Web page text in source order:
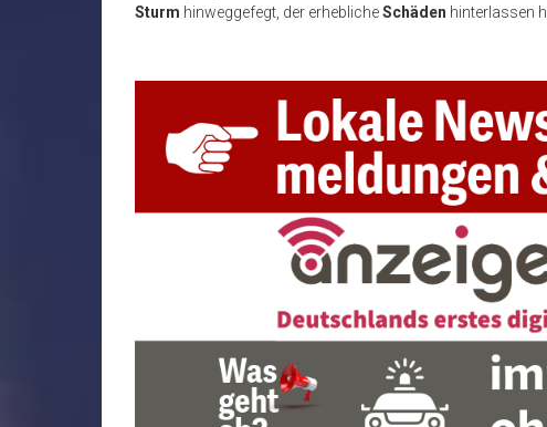
Sturm hinweggefegt, der erheblicheSchäden hinterlassen